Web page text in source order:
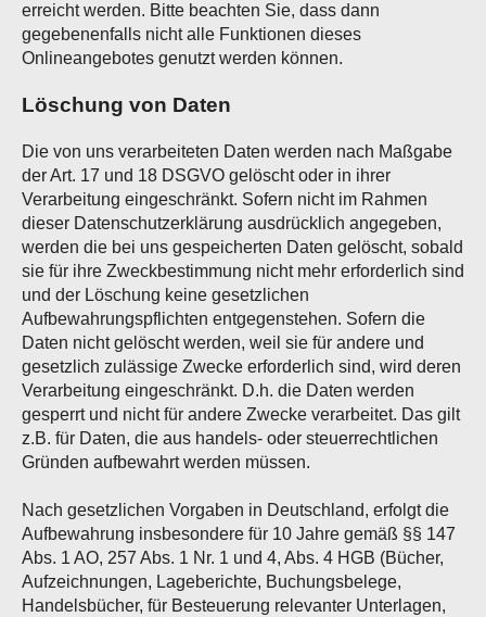
erreicht werden. Bitte beachten Sie, dass dann
gegebenenfalls nicht alle Funktionen dieses
Onlineangebotes genutzt werden können.
Löschung von Daten
Die von uns verarbeiteten Daten werden nach Maßgabe
der Art. 17 und 18 DSGVO gelöscht oder in ihrer
Verarbeitung eingeschränkt. Sofern nicht im Rahmen
dieser Datenschutzerklärung ausdrücklich angegeben,
werden die bei uns gespeicherten Daten gelöscht, sobald
sie für ihre Zweckbestimmung nicht mehr erforderlich sind
und der Löschung keine gesetzlichen
Aufbewahrungspflichten entgegenstehen. Sofern die
Daten nicht gelöscht werden, weil sie für andere und
gesetzlich zulässige Zwecke erforderlich sind, wird deren
Verarbeitung eingeschränkt. D.h. die Daten werden
gesperrt und nicht für andere Zwecke verarbeitet. Das gilt
z.B. für Daten, die aus handels- oder steuerrechtlichen
Gründen aufbewahrt werden müssen.
Nach gesetzlichen Vorgaben in Deutschland, erfolgt die
Aufbewahrung insbesondere für 10 Jahre gemäß §§ 147
Abs. 1 AO, 257 Abs. 1 Nr. 1 und 4, Abs. 4 HGB (Bücher,
Aufzeichnungen, Lageberichte, Buchungsbelege,
Handelsbücher, für Besteuerung relevanter Unterlagen,